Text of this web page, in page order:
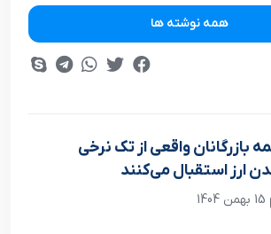
همه نوشته ها
بازرگانان واقعی از تک نرخی
ارز استقبال می‌کنند
15 بهمن 1404